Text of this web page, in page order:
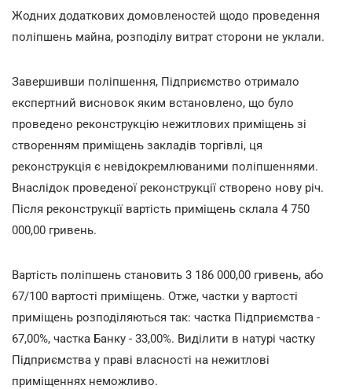
Жодних додаткових домовленостей щодо проведення
поліпшень майна, розподілу витрат сторони не уклали.
Завершивши поліпшення, Підприємство отримало
експертний висновок яким встановлено, що було
проведено реконструкцію нежитлових приміщень зі
створенням приміщень закладів торгівлі, ця
реконструкція є невідокремлюваними поліпшеннями.
Внаслідок проведеної реконструкції створено нову річ.
Після реконструкції вартість приміщень склала 4 750
000,00 гривень.
Вартість поліпшень становить 3 186 000,00 гривень, або
67/100 вартості приміщень. Отже, частки у вартості
приміщень розподіляються так: частка Підприємства -
67,00%, частка Банку - 33,00%. Виділити в натурі частку
Підприємства у праві власності на нежитлові
приміщеннях неможливо.